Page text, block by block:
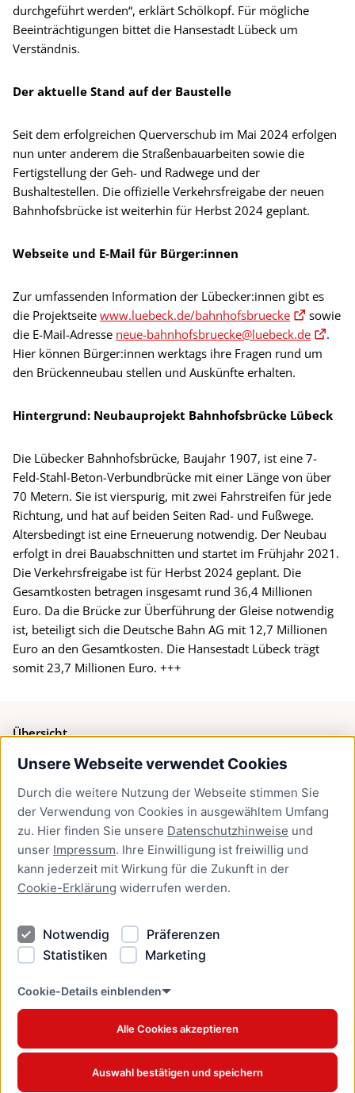
Unsere Webseite verwendet Cookies
Durch die weitere Nutzung der Webseite stimmen Sie
der Verwendung von Cookies in ausgewähltem Umfang
zu. Hier finden Sie unsere Datenschutzhinweise und
unser Impressum. Ihre Einwilligung ist freiwillig und
kann jederzeit mit Wirkung für die Zukunft in der
Cookie-Erklärung widerrufen werden.
Notwendig
Präferenzen
Statistiken
Marketing
Cookie-Details einblenden
Alle Cookies akzeptieren
Auswahl bestätigen und speichern
durchgeführt werden“, erklärt Schölkopf. Für mögliche
Beeinträchtigungen bittet die Hansestadt Lübeck um
Verständnis.
Der aktuelle Stand auf der Baustelle
Seit dem erfolgreichen Querverschub im Mai 2024 erfolgen
nun unter anderem die Straßenbauarbeiten sowie die
Fertigstellung der Geh- und Radwege und der
Bushaltestellen. Die offizielle Verkehrsfreigabe der neuen
Bahnhofsbrücke ist weiterhin für Herbst 2024 geplant.
Webseite und E-Mail für Bürger:innen
Zur umfassenden Information der Lübecker:innen gibt es
die Projektseite www.luebeck.de/bahnhofsbruecke
sowie
die E-Mail-Adresse neue-bahnhofsbruecke@luebeck.de
.
Hier können Bürger:innen werktags ihre Fragen rund um
den Brückenneubau stellen und Auskünfte erhalten.
Hintergrund: Neubauprojekt Bahnhofsbrücke Lübeck
Die Lübecker Bahnhofsbrücke, Baujahr 1907, ist eine 7-
Feld-Stahl-Beton-Verbundbrücke mit einer Länge von über
70 Metern. Sie ist vierspurig, mit zwei Fahrstreifen für jede
Richtung, und hat auf beiden Seiten Rad- und Fußwege.
Altersbedingt ist eine Erneuerung notwendig. Der Neubau
erfolgt in drei Bauabschnitten und startet im Frühjahr 2021.
Die Verkehrsfreigabe ist für Herbst 2024 geplant. Die
Gesamtkosten betragen insgesamt rund 36,4 Millionen
Euro. Da die Brücke zur Überführung der Gleise notwendig
ist, beteiligt sich die Deutsche Bahn AG mit 12,7 Millionen
Euro an den Gesamtkosten. Die Hansestadt Lübeck trägt
somit 23,7 Millionen Euro. +++
Übersicht
Bürgerservice
Presse
Newsletter Lübeck:kompakt
Kontakt
Kontakt
Datenschutzhinweise
Barrierefreiheit
Cookie Erklärung
www.luebeck.de